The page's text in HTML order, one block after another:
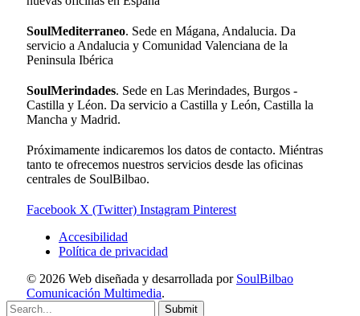
SoulMediterraneo. Sede en Mágana, Andalucia. Da
servicio a Andalucia y Comunidad Valenciana de la
Peninsula Ibérica
SoulMerindades. Sede en Las Merindades, Burgos -
Castilla y Léon. Da servicio a Castilla y León, Castilla la
Mancha y Madrid.
Próximamente indicaremos los datos de contacto. Miéntras
tanto te ofrecemos nuestros servicios desde las oficinas
centrales de SoulBilbao.
Facebook X (Twitter) Instagram Pinterest
Accesibilidad
Política de privacidad
© 2026 Web diseñada y desarrollada por SoulBilbao
Comunicación Multimedia.
Submit